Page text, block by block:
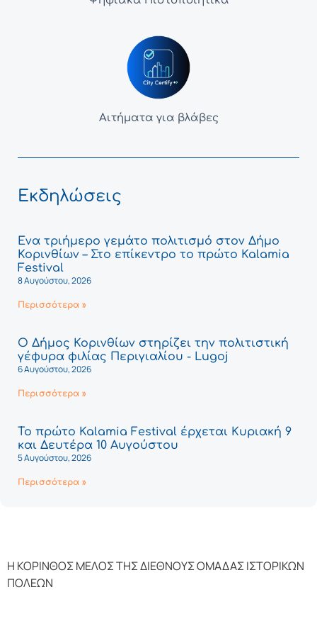
Αιτήματα για βλάβες
Εκδηλώσεις
Ένα τριήμερο γεμάτο πολιτισμό στον Δήμο
Κορινθίων – Στο επίκεντρο το πρώτο Kalamia
Festival
8 Αυγούστου, 2026
Περισσότερα »
Ο Δήμος Κορινθίων στηρίζει την πολιτιστική
γέφυρα φιλίας Περιγιαλίου - Lugoj
6 Αυγούστου, 2026
Περισσότερα »
Το πρώτο Kalamia Festival έρχεται Κυριακή 9
και Δευτέρα 10 Αυγούστου
5 Αυγούστου, 2026
Περισσότερα »
H ΚΟΡΙΝΘΟΣ ΜΕΛΟΣ ΤΗΣ ΔΙΕΘΝΟΥΣ ΟΜΑΔΑΣ ΙΣΤΟΡΙΚΩΝ
ΠΟΛΕΩΝ